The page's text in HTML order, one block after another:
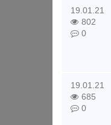
19.01.21
802
0
19.01.21
685
0